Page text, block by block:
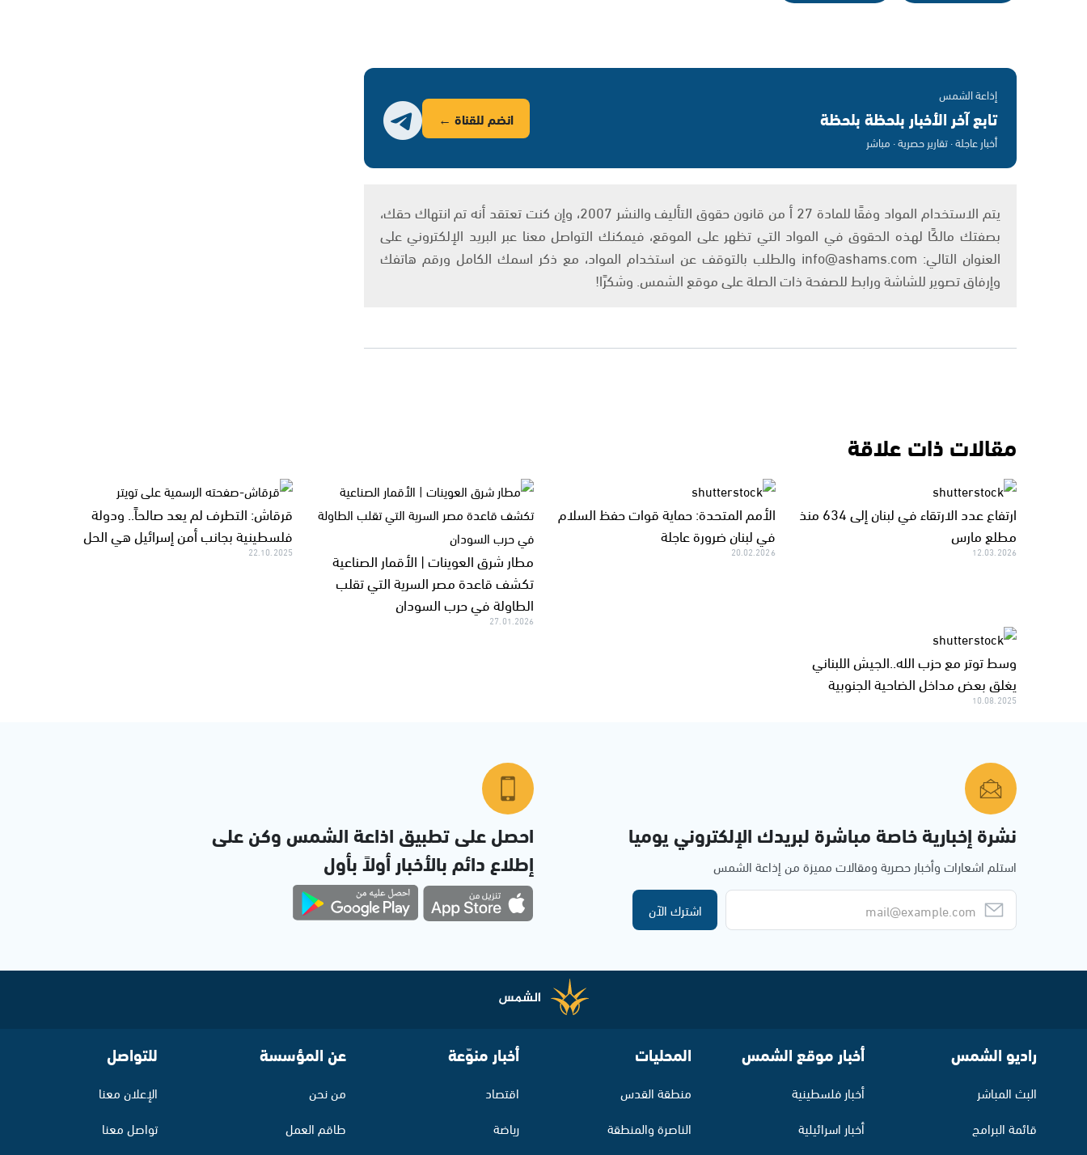
إذاعة الشمس
تابع آخر الأخبار بلحظة بلحظة
أخبار عاجلة · تقارير حصرية · مباشر
انضم للقناة ←
يتم الاستخدام المواد وفقًا للمادة 27 أ من قانون حقوق التأليف والنشر 2007، وإن كنت تعتقد أنه تم انتهاك حقك،
بصفتك مالكًا لهذه الحقوق في المواد التي تظهر على الموقع، فيمكنك التواصل معنا عبر البريد الإلكتروني على
العنوان التالي: info@ashams.com والطلب بالتوقف عن استخدام المواد، مع ذكر اسمك الكامل ورقم هاتفك
وإرفاق تصوير للشاشة ورابط للصفحة ذات الصلة على موقع الشمس. وشكرًا!
مقالات ذات علاقة
ارتفاع عدد الارتقاء في لبنان إلى 634 منذ
مطلع مارس
12.03.2026
الأمم المتحدة: حماية قوات حفظ السلام
في لبنان ضرورة عاجلة
20.02.2026
مطار شرق العوينات | الأقمار الصناعية
تكشف قاعدة مصر السرية التي تقلب
الطاولة في حرب السودان
27.01.2026
قرقاش: التطرف لم يعد صالحاً.. ودولة
فلسطينية بجانب أمن إسرائيل هي الحل
22.10.2025
وسط توتر مع حزب الله..الجيش اللبناني
يغلق بعض مداخل الضاحية الجنوبية
10.08.2025
نشرة إخبارية خاصة مباشرة لبريدك الإلكتروني يوميا
استلم اشعارات وأخبار حصرية ومقالات مميزة من إذاعة الشمس
اشترك الآن
احصل على تطبيق اذاعة الشمس وكن على
إطلاع دائم بالأخبار أولاً بأول
راديو الشمس
البث المباشر
قائمة البرامج
أخبار موقع الشمس
أخبار فلسطينية
أخبار اسرائيلية
المحليات
منطقة القدس
الناصرة والمنطقة
أخبار منوّعة
اقتصاد
رياضة
عن المؤسسة
من نحن
طاقم العمل
للتواصل
الإعلان معنا
تواصل معنا